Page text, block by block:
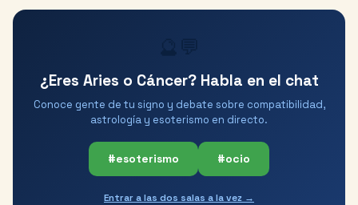
¿Eres Aries o Cáncer? Habla en el chat
Conoce gente de tu signo y debate sobre compatibilidad,
astrología y esoterismo en directo.
#esoterismo #ocio
Entrar a las dos salas a la vez →